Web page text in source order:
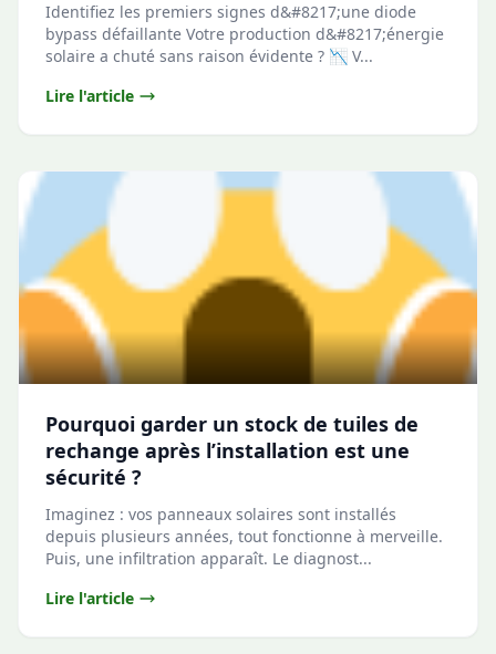
Identifiez les premiers signes d&#8217;une diode
bypass défaillante Votre production d&#8217;énergie
solaire a chuté sans raison évidente ? 📉 V...
Lire l'article
Pourquoi garder un stock de tuiles de
rechange après l’installation est une
sécurité ?
Imaginez : vos panneaux solaires sont installés
depuis plusieurs années, tout fonctionne à merveille.
Puis, une infiltration apparaît. Le diagnost...
Lire l'article